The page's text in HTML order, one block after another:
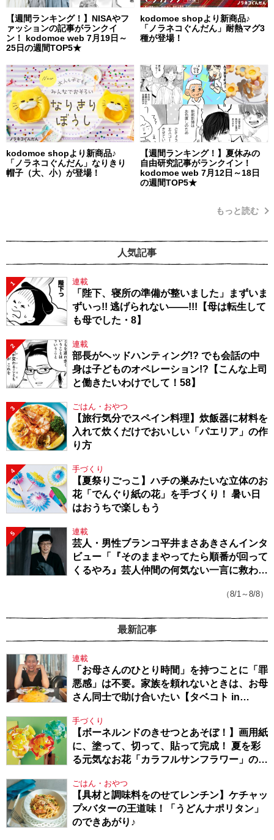
【週間ランキング！】NISAやフ
ァッションの記事がランクイ
ン！ kodomoe web 7月19日～
25日の週間TOP5★
kodomoe shopより新商品♪
「ノラネコぐんだん」耐熱マグ3
種が登場！
kodomoe shopより新商品♪
「ノラネコぐんだん」なりきり
帽子（大、小）が登場！
【週間ランキング！】夏休みの
自由研究記事がランクイン！
kodomoe web 7月12日～18日
の週間TOP5★
もっと読む
人気記事
1 連載
「陛下、寝所の準備が整いました」まずいま
ずいっ!! 逃げられない――!!!【母は転生して
も母でした・8】
2 連載
部長がヘッドハンティング!? でも会話の中
身は子どものオペレーション!?【こんな上司
と働きたいわけでして！58】
3 ごはん・おやつ
【旅行気分でスペイン料理】炊飯器に材料を
入れて炊くだけでおいしい「パエリア」の作
り方
4 手づくり
【夏祭りごっこ】ハチの巣みたいな立体のお
花「でんぐり紙の花」を手づくり！ 暑い日
はおうちで楽しもう
5 連載
芸人・男性ブランコ平井まさあきさんインタ
ビュー「『そのままやってたら順番が回って
くるやろ』芸人仲間の何気ない一言に救われ
（8/1～8/8）
最新記事
連載
「お母さんのひとり時間」を持つことに「罪
悪感」は不要。家族を頼れないときは、お母
さん同士で助け合いたい【タベコト in
手づくり
【ボーネルンドのきせつとあそぼ！】画用紙
に、塗って、切って、貼って完成！ 夏を彩
る元気なお花「カラフルサンフラワー」の作
ごはん・おやつ
【具材と調味料をのせてレンチン】ケチャッ
プ×バターの王道味！「うどんナポリタン」
のできあがり♪